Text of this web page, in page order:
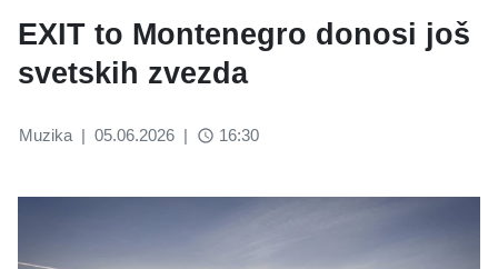
EXIT to Montenegro donosi još
svetskih zvezda
Muzika | 05.06.2026 | access_time 16:30